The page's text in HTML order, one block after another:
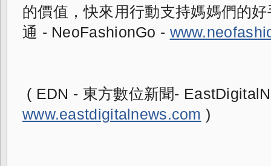
的價值，快來用行動支持媽媽們的
通 - NeoFashionGo -
www.eastdigitalnews.com )